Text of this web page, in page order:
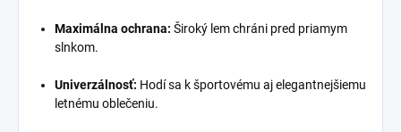
Maximálna ochrana: Široký lem chráni pred priamym
slnkom.
Univerzálnosť: Hodí sa k športovému aj elegantnejšiemu
letnému oblečeniu.